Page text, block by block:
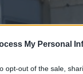
My Personal
opt-out of the sale,